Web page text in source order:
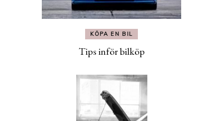
KÖPA EN BIL
Tips inför bilköp